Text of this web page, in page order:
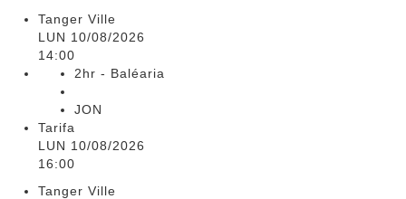
Tanger Ville
LUN 10/08/2026
14:00
2hr - Baléaria
JON
Tarifa
LUN 10/08/2026
16:00
Tanger Ville